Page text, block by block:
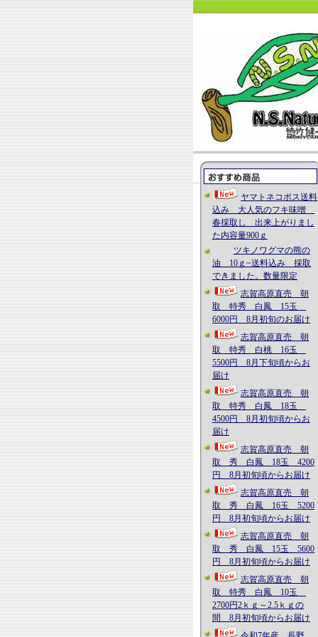
ヤマトネコポス送料
込み 大人気のフキ味噌
春採取し 出来上がりまし
た内容量900ｇ
ツキノワグマの熊の
油 10ｇ~送料込み 採取
できました。数量限定
志賀高原直売 朝
取 特秀 白鳳 15玉
6000円 8月初旬のお届け
志賀高原直売 朝
取 特秀 白桃 16玉
5500円 8月下旬頃からお
届け
志賀高原直売 朝
取 特秀 白鳳 18玉
4500円 8月初旬頃からお
届け
志賀高原直売 朝
取 秀 白鳳 18玉 4200
円 8月初旬頃からお届け
志賀高原直売 朝
取 秀 白鳳 16玉 5200
円 8月初旬頃からお届け
志賀高原直売 朝
取 秀 白鳳 15玉 5600
円 8月初旬頃からお届け
志賀高原直売 朝
取 特秀 白鳳 10玉
2700円2ｋｇ～2.5ｋｇの
間 8月初旬頃からお届け